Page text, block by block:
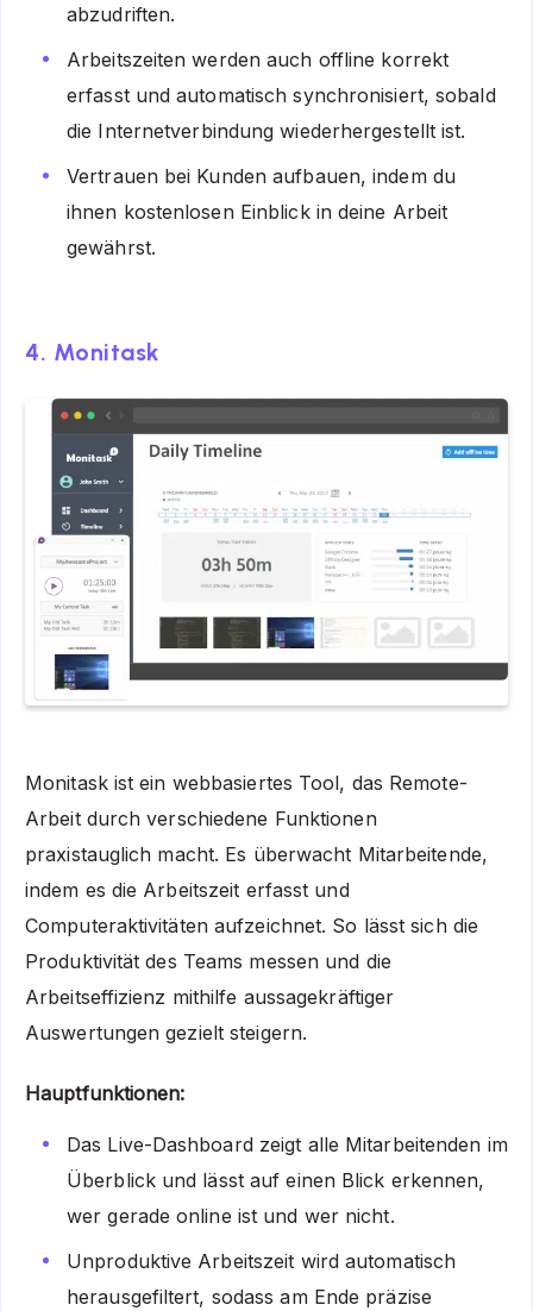
abzudriften.
Arbeitszeiten werden auch offline korrekt
erfasst und automatisch synchronisiert, sobald
die Internetverbindung wiederhergestellt ist.
Vertrauen bei Kunden aufbauen, indem du
ihnen kostenlosen Einblick in deine Arbeit
gewährst.
4. Monitask
Monitask ist ein webbasiertes Tool, das Remote-
Arbeit durch verschiedene Funktionen
praxistauglich macht. Es überwacht Mitarbeitende,
indem es die Arbeitszeit erfasst und
Computeraktivitäten aufzeichnet. So lässt sich die
Produktivität des Teams messen und die
Arbeitseffizienz mithilfe aussagekräftiger
Auswertungen gezielt steigern.
Hauptfunktionen:
Das Live-Dashboard zeigt alle Mitarbeitenden im
Überblick und lässt auf einen Blick erkennen,
wer gerade online ist und wer nicht.
Unproduktive Arbeitszeit wird automatisch
herausgefiltert, sodass am Ende präzise